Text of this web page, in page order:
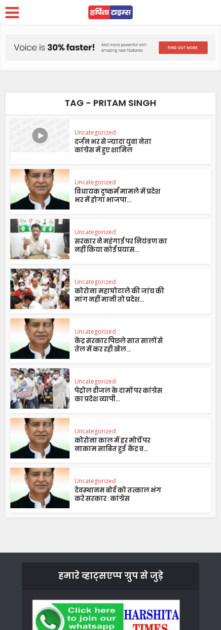
TAG - PRITAM SINGH
Uncategorized
दर्जन भर से ज्यादा युवा नेता
कांग्रेस में हुए शामिल
Uncategorized
विधायक दुष्कर्म मामले में प्रदेश
भर में होगा भाजपा...
Uncategorized
सरकार ने महंगाई पर नियंत्रण का
नहीं किया कोई प्रयास...
Uncategorized
कोरोना महाघोटाले की जांच की
मांग नहीं मानी तो प्रदेश...
Uncategorized
केंद्र सरकार पिछले सात सालों से
तेल में कर रही खेल...
Uncategorized
पेट्रोल डीजल के दामों पर कांग्रेस
का प्रदेश व्यापी...
Uncategorized
कोरोना काल में हर मोर्चे पर
नाकाम साबित हुई केंद्र व...
Uncategorized
देवस्थानम बोर्ड को तत्काल भंग
करे सरकार : कांग्रेस
हमारे व्हाट्सएप्प ग्रुप से जुड़े